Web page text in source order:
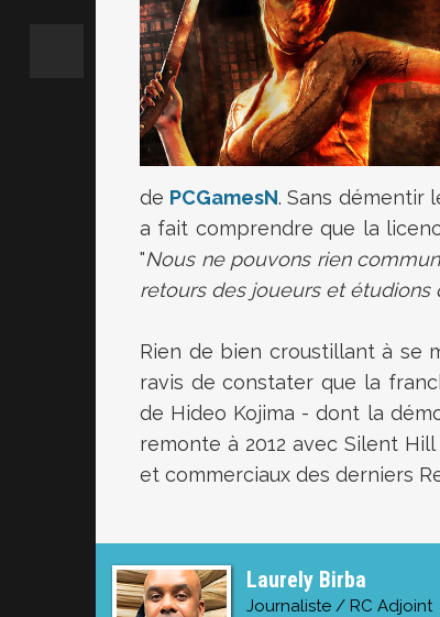
de PCGamesN. Sans démentir
a fait comprendre que la
"Nous ne pouvons rien
retours des joueurs et étudions
Rien de bien croustillant à se
ravis de constater que la
de Hideo Kojima - dont la
remonte à 2012 avec Silent
et commerciaux des derniers
Laurely Birba
Journaliste / RC Adjoint